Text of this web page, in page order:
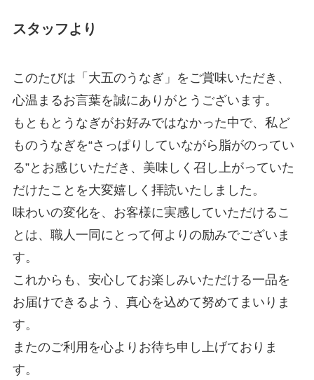
スタッフより
このたびは「大五のうなぎ」をご賞味いただき、
心温まるお言葉を誠にありがとうございます。
もともとうなぎがお好みではなかった中で、私ど
ものうなぎを“さっぱりしていながら脂がのってい
る”とお感じいただき、美味しく召し上がっていた
だけたことを大変嬉しく拝読いたしました。
味わいの変化を、お客様に実感していただけるこ
とは、職人一同にとって何よりの励みでございま
す。
これからも、安心してお楽しみいただける一品を
お届けできるよう、真心を込めて努めてまいりま
す。
またのご利用を心よりお待ち申し上げておりま
す。